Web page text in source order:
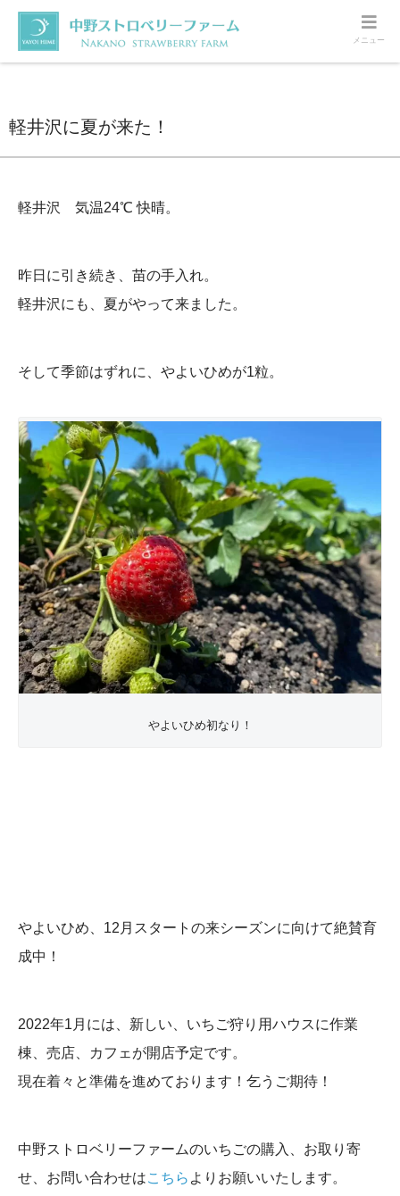
ホーム いちご 軽井沢に夏が来た！
軽井沢に夏が来た！
軽井沢 気温24℃ 快晴。
昨日に引き続き、苗の手入れ。
軽井沢にも、夏がやって来ました。
そして季節はずれに、やよいひめが1粒。
やよいひめ初なり！
やよいひめ、12月スタートの来シーズンに向けて絶賛育
成中！
2022年1月には、新しい、いちご狩り用ハウスに作業
棟、売店、カフェが開店予定です。
現在着々と準備を進めております！乞うご期待！
中野ストロベリーファームのいちごの購入、お取り寄
せ、お問い合わせはこちら よりお願いいたします。
メニュー